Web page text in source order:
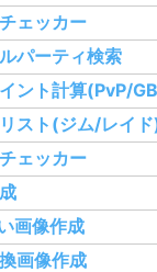
ェッカー
パーティ検索
ント計算(PvP/
スト(ジム/レイド
ェッカー
画像作成
画像作成